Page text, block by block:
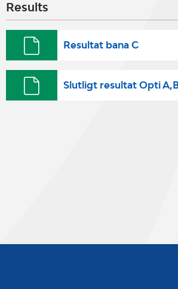
Results
Resultat bana C
Slutligt resultat Opti